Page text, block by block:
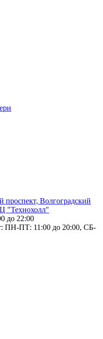
проспект, Волгоградский
"Технохолл"
до 22:00
ПН-ПТ: 11:00 до 20:00, СБ-